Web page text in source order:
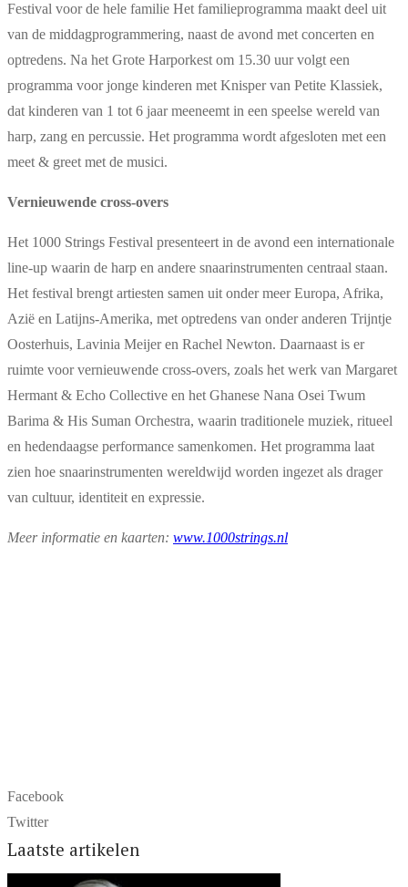
Festival voor de hele familie Het familieprogramma maakt deel uit
van de middagprogrammering, naast de avond met concerten en
optredens. Na het Grote Harporkest om 15.30 uur volgt een
programma voor jonge kinderen met Knisper van Petite Klassiek,
dat kinderen van 1 tot 6 jaar meeneemt in een speelse wereld van
harp, zang en percussie. Het programma wordt afgesloten met een
meet & greet met de musici.
Vernieuwende cross-overs
Het 1000 Strings Festival presenteert in de avond een internationale
line-up waarin de harp en andere snaarinstrumenten centraal staan.
Het festival brengt artiesten samen uit onder meer Europa, Afrika,
Azië en Latijns-Amerika, met optredens van onder anderen Trijntje
Oosterhuis, Lavinia Meijer en Rachel Newton. Daarnaast is er
ruimte voor vernieuwende cross-overs, zoals het werk van Margaret
Hermant & Echo Collective en het Ghanese Nana Osei Twum
Barima & His Suman Orchestra, waarin traditionele muziek, ritueel
en hedendaagse performance samenkomen. Het programma laat
zien hoe snaarinstrumenten wereldwijd worden ingezet als drager
van cultuur, identiteit en expressie.
Meer informatie en kaarten: www.1000strings.nl
Facebook
Twitter
Laatste artikelen